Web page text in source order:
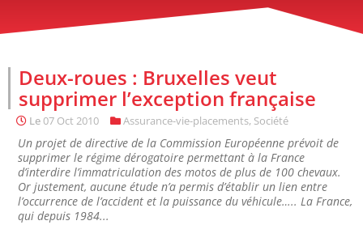
Deux-roues : Bruxelles veut
supprimer l’exception française
Le07 Oct 2010 Assurance-vie-placements, Société
Un projet de directive de la Commission Européenne prévoit de
supprimer le régime dérogatoire permettant à la France
d’interdire l’immatriculation des motos de plus de 100 chevaux.
Or justement, aucune étude n’a permis d’établir un lien entre
l’occurrence de l’accident et la puissance du véhicule….. La France,
qui depuis 1984...